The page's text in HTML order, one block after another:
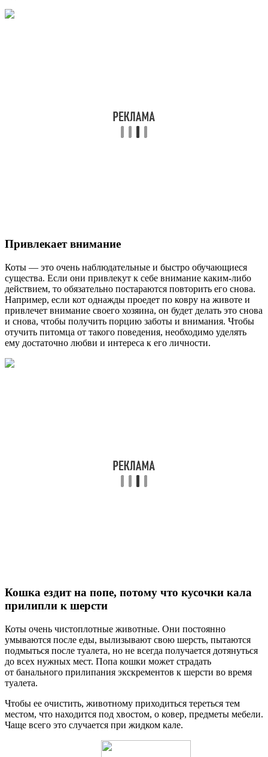
Привлекает внимание
Коты — это очень наблюдательные и быстро обучающиеся
существа. Если они привлекут к себе внимание каким-либо
действием, то обязательно постараются повторить его снова.
Например, если кот однажды проедет по ковру на животе и
привлечет внимание своего хозяина, он будет делать это снова
и снова, чтобы получить порцию заботы и внимания. Чтобы
отучить питомца от такого поведения, необходимо уделять
ему достаточно любви и интереса к его личности.
Кошка ездит на попе, потому что кусочки кала
прилипли к шерсти
Коты очень чистоплотные животные. Они постоянно
умываются после еды, вылизывают свою шерсть, пытаются
подмыться после туалета, но не всегда получается дотянуться
до всех нужных мест. Попа кошки может страдать
от банального прилипания экскрементов к шерсти во время
туалета.
Чтобы ее очистить, животному приходиться тереться тем
местом, что находится под хвостом, о ковер, предметы мебели.
Чаще всего это случается при жидком кале.